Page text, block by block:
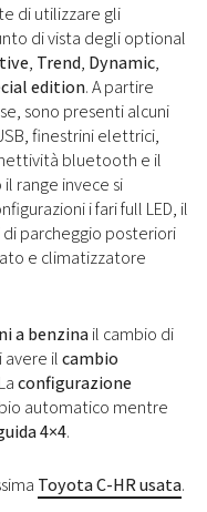
di utilizzare gli
di vista degli optional
, Trend, Dynamic,
edition. A partire
sono presenti alcuni
finestrini elettrici,
bluetooth e il
range invece si
i fari full LED, il
parcheggio posteriori
e climatizzatore
a benzinail cambio di
avere ilcambio
configurazione
automatico mentre
4×4.
Toyota C-HR usata.